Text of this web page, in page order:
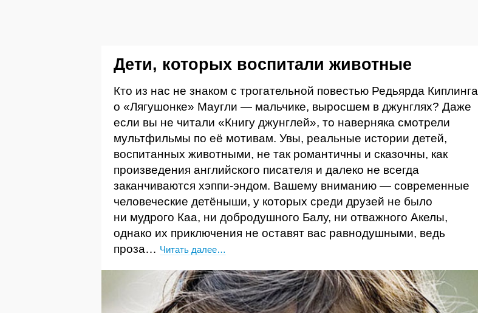
Дети, которых воспитали животные
Кто из нас не знаком с трогательной повестью Редьярда Киплинга
о «Лягушонке» Маугли — мальчике, выросшем в джунглях? Даже
если вы не читали «Книгу джунглей», то наверняка смотрели
мультфильмы по её мотивам. Увы, реальные истории детей,
воспитанных животными, не так романтичны и сказочны, как
произведения английского писателя и далеко не всегда
заканчиваются хэппи-эндом. Вашему вниманию — современные
человеческие детёныши, у которых среди друзей не было
ни мудрого Каа, ни добродушного Балу, ни отважного Акелы,
однако их приключения не оставят вас равнодушными, ведь
проза… Читать далее…